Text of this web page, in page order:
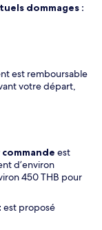
dommages :
est remboursable
votre départ,
est
d’environ
450 THB pour
est proposé